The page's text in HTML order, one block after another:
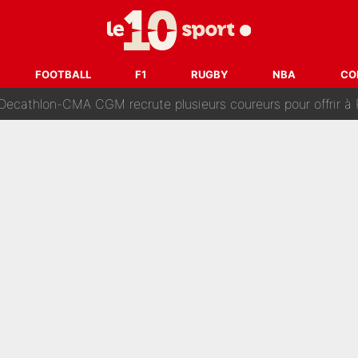
FOOTBALL F1 RUGBY NBA
Jean-Jacques Goldman et Mylène Farmer, le nouveau sélectionneur de
Barcelone ? Les coulisses de la signature historique de
CMA CGM recrute plusieurs coureurs pour offrir à Paul Seixas une